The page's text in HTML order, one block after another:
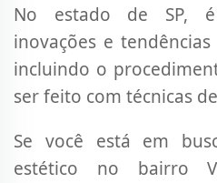
No estado de SP, é
inovações e
incluindo o
ser feito com técnicas
Se você está em
estético no bairro